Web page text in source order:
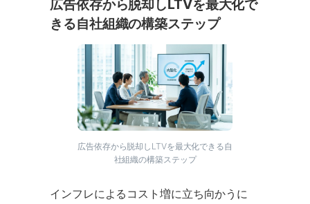
広告依存から脱却しLTVを最大化で
きる自社組織の構築ステップ
広告依存から脱却しLTVを最大化できる自
社組織の構築ステップ
インフレによるコスト増に立ち向かうに